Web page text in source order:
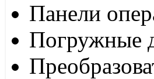
Панели
Погружные